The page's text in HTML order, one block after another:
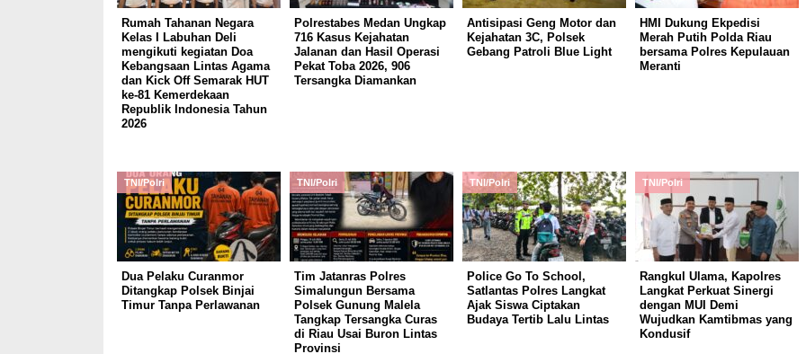
Rumah Tahanan Negara
Kelas I Labuhan Deli
mengikuti kegiatan Doa
Kebangsaan Lintas Agama
dan Kick Off Semarak HUT
ke-81 Kemerdekaan
Republik Indonesia Tahun
2026
Polrestabes Medan Ungkap
716 Kasus Kejahatan
Jalanan dan Hasil Operasi
Pekat Toba 2026, 906
Tersangka Diamankan
Antisipasi Geng Motor dan
Kejahatan 3C, Polsek
Gebang Patroli Blue Light
HMI Dukung Ekpedisi
Merah Putih Polda Riau
bersama Polres Kepulauan
Meranti
TNI/Polri
Dua Pelaku Curanmor
Ditangkap Polsek Binjai
Timur Tanpa Perlawanan
TNI/Polri
Tim Jatanras Polres
Simalungun Bersama
Polsek Gunung Malela
Tangkap Tersangka Curas
di Riau Usai Buron Lintas
Provinsi
TNI/Polri
Police Go To School,
Satlantas Polres Langkat
Ajak Siswa Ciptakan
Budaya Tertib Lalu Lintas
TNI/Polri
Rangkul Ulama, Kapolres
Langkat Perkuat Sinergi
dengan MUI Demi
Wujudkan Kamtibmas yang
Kondusif